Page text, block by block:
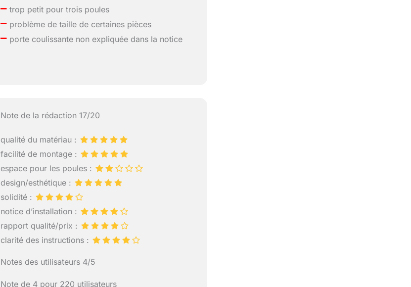
– trop petit pour trois poules
– problème de taille de certaines pièces
– porte coulissante non expliquée dans la notice
Note de la rédaction 17/20
qualité du matériau :
facilité de montage :
espace pour les poules :
design/esthétique :
solidité :
notice d’installation :
rapport qualité/prix :
clarité des instructions :
Notes des utilisateurs 4/5
Note de 4 pour 220 utilisateurs